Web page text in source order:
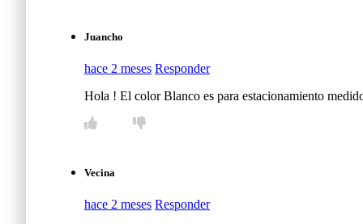
Juancho
hace 2 meses Responder
Hola ! El color Blanco es para estacionamiento
Vecina
hace 2 meses Responder